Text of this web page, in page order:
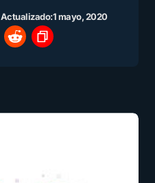
Actualizado:1 mayo, 2020